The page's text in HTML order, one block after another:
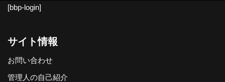
[bbp-login]
サイト情報
お問い合わせ
管理人の自己紹介